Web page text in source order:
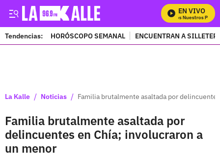
EN VIVO
Mira Todos Nuestros
Tendencias: HORÓSCOPO SEMANAL ENCUENTRAN A
La Kalle / Noticias / Familia brutalmente asaltada por
Familia brutalmente asaltada por
delincuentes en Chía; involucraron a
un menor